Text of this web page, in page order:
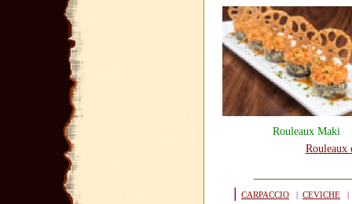
Rouleaux Maki
Rouleaux
CARPACCIO | CEVICHE